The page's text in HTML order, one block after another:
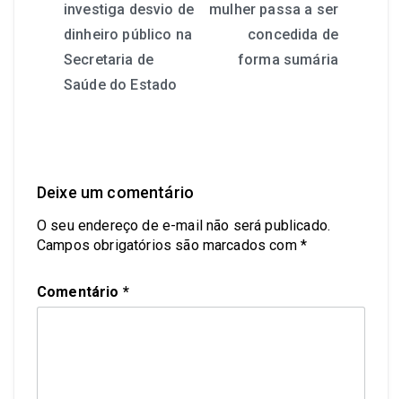
investiga desvio de
dinheiro público na
Secretaria de
Saúde do Estado
mulher passa a ser
concedida de
forma sumária
Deixe um comentário
O seu endereço de e-mail não será publicado.
Campos obrigatórios são marcados com *
Comentário *